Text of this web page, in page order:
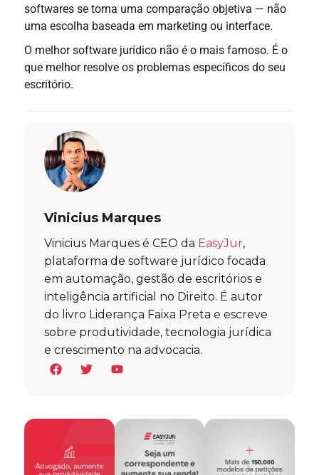
softwares se torna uma comparação objetiva — não
uma escolha baseada em marketing ou interface.
O melhor software jurídico não é o mais famoso. É o
que melhor resolve os problemas específicos do seu
escritório.
Vinicius Marques
Vinicius Marques é CEO da EasyJur,
plataforma de software jurídico focada
em automação, gestão de escritórios e
inteligência artificial no Direito. É autor
do livro Liderança Faixa Preta e escreve
sobre produtividade, tecnologia jurídica
e crescimento na advocacia.